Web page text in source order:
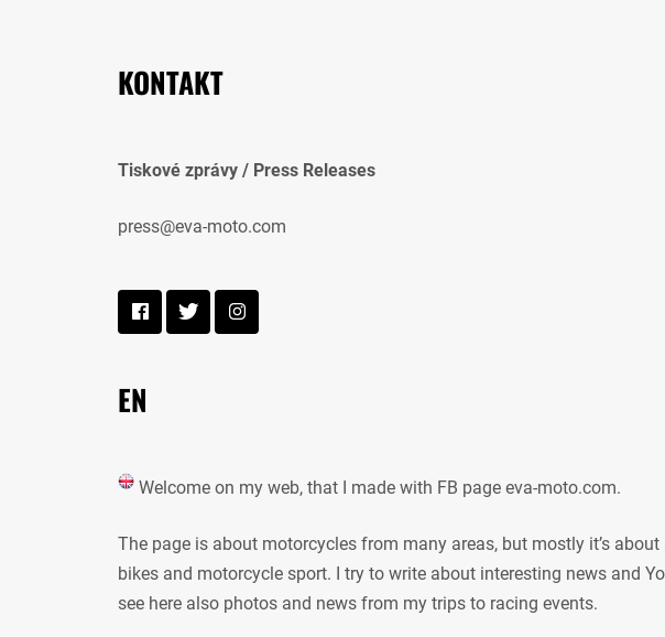
KONTAKT
Tiskové zprávy / Press Releases
press@eva-moto.com
EN
Welcome on my web, that I made with FB page eva-moto.com.
The page is about motorcycles from many areas, but mostly it’s about
bikes and motorcycle sport. I try to write about interesting news and
see here also photos and news from my trips to racing events.